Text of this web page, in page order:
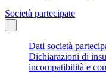
Società partecipate
Dati società
Dichiarazioni di
incompatibilità e